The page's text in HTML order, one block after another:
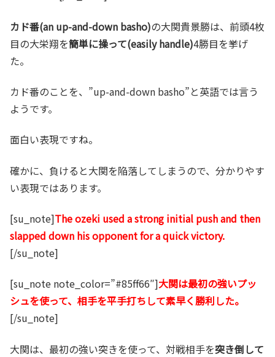
カド番(an up-and-down basho)の大関貴景勝は、前頭4枚
目の大栄翔を簡単に操って(easily handle)4勝目を挙げ
た。
カド番のことを、”up-and-down basho”と英語では言う
ようです。
面白い表現ですね。
確かに、負けると大関を陥落してしまうので、分かりやす
い表現ではあります。
[su_note]The ozeki used a strong initial push and then
slapped down his opponent for a quick victory.
[/su_note]
[su_note note_color=”#85ff66″]大関は最初の強いプッ
シュを使って、相手を平手打ちして素早く勝利した。
[/su_note]
大関は、最初の強い突きを使って、対戦相手を突き倒して